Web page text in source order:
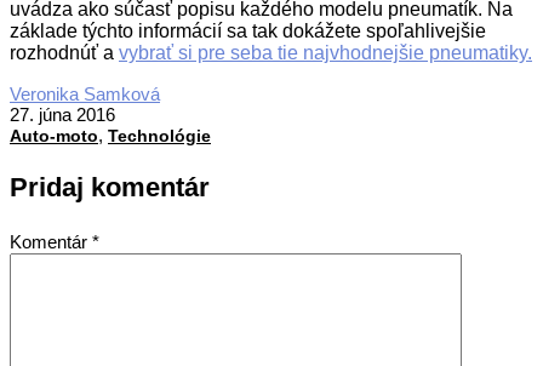
uvádza ako súčasť popisu každého modelu pneumatík. Na
základe týchto informácií sa tak dokážete spoľahlivejšie
rozhodnúť a vybrať si pre seba tie najvhodnejšie pneumatiky.
2016-
06-
27
Veronika Samková
27. júna 2016
Auto-moto, Technológie
Pridaj komentár
Komentár *